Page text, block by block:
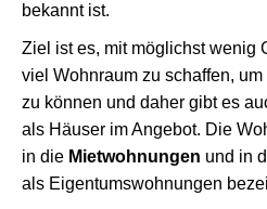
bekannt ist.
Ziel ist es, mit möglichst wenig
viel Wohnraum zu schaffen,
zu können und daher gibt es
als Häuser im Angebot. Die
in die Mietwohnungen und in
als Eigentumswohnungen